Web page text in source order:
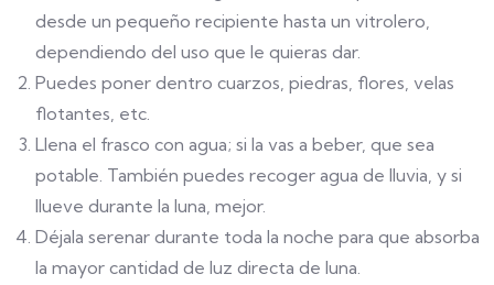
desde un pequeño recipiente hasta un vitrolero,
dependiendo del uso que le quieras dar.
Puedes poner dentro cuarzos, piedras, flores, velas
flotantes, etc.
Llena el frasco con agua; si la vas a beber, que sea
potable. También puedes recoger agua de lluvia, y si
llueve durante la luna, mejor.
Déjala serenar durante toda la noche para que absorba
la mayor cantidad de luz directa de luna.